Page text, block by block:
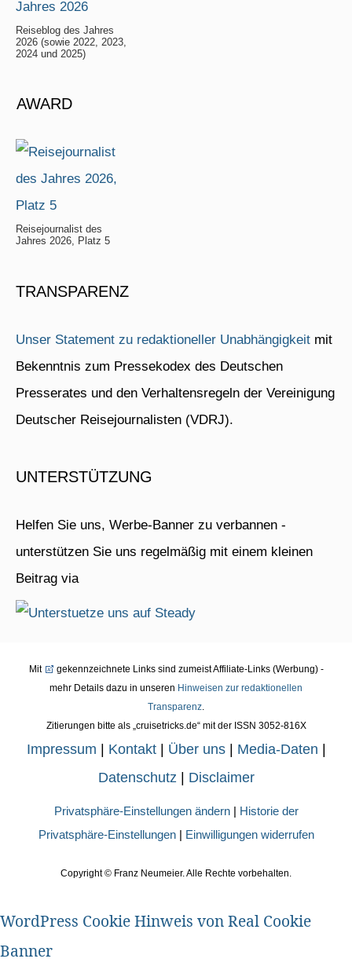
Reiseblog des Jahres
2026 (sowie 2022, 2023,
2024 und 2025)
AWARD
Reisejournalist des
Jahres 2026, Platz 5
TRANSPARENZ
Unser Statement zu redaktioneller Unabhängigkeit mit
Bekenntnis zum Pressekodex des Deutschen
Presserates und den Verhaltensregeln der Vereinigung
Deutscher Reisejournalisten (VDRJ).
UNTERSTÜTZUNG
Helfen Sie uns, Werbe-Banner zu verbannen -
unterstützen Sie uns regelmäßig mit einem kleinen
Beitrag via
Mit
gekennzeichnete Links sind zumeist Affiliate-Links (Werbung) -
mehr Details dazu in unseren Hinweisen zur redaktionellen
Transparenz
Zitierungen bitte als „cruisetricks.de“ mit der ISSN 3052-816X
Impressum | Kontakt| Über uns| Media-Daten |
Datenschutz | Disclaimer
Privatsphäre-Einstellungen ändern| Historie der
Privatsphäre-Einstellungen| Einwilligungen widerrufen
Copyright © Franz Neumeier. Alle Rechte vorbehalten.
WordPress Cookie Hinweis von Real Cookie
Banner